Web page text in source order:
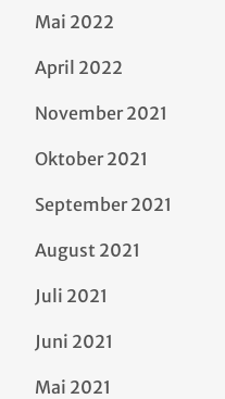
Mai 2022
April 2022
November 2021
Oktober 2021
September 2021
August 2021
Juli 2021
Juni 2021
Mai 2021